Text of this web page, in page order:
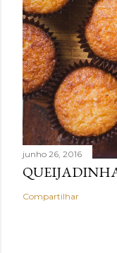
junho 26, 2016
Compartilhar